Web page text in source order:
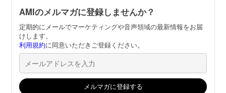
AMIのメルマガに登録しませんか？
定期的にメールでマーケティングや音声領域の最新情報をお届
けします。
利用規約に同意いただきご登録ください。